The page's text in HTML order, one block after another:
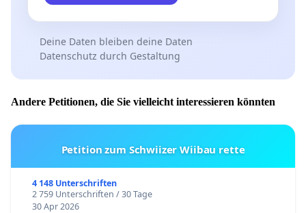
Deine Daten bleiben deine Daten
Datenschutz durch Gestaltung
Andere Petitionen, die Sie vielleicht interessieren könnten
Petition zum Schwiizer Wiibau rette
4 148 Unterschriften
2 759 Unterschriften / 30 Tage
30 Apr 2026